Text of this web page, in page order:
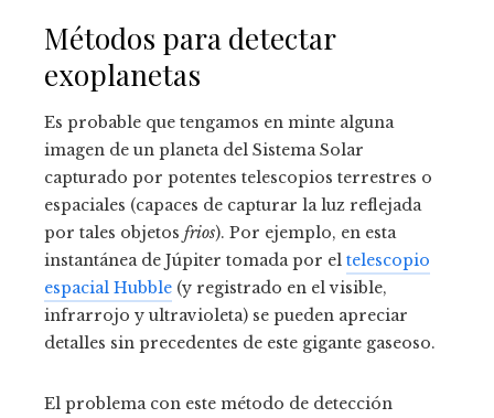
Métodos para detectar
exoplanetas
Es probable que tengamos en minte alguna
imagen de un planeta del Sistema Solar
capturado por potentes telescopios terrestres o
espaciales (capaces de capturar la luz reflejada
por tales objetos frios). Por ejemplo, en esta
instantánea de Júpiter tomada por el telescopio
espacial Hubble (y registrado en el visible,
infrarrojo y ultravioleta) se pueden apreciar
detalles sin precedentes de este gigante gaseoso.
El problema con este método de detección